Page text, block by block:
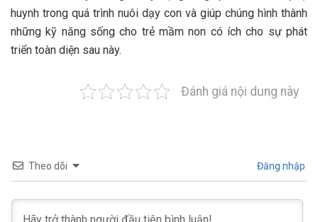
huynh trong quá trình nuôi dạy con và giúp chúng hình thành
những kỹ năng sống cho trẻ mầm non có ích cho sự phát
triển toàn diện sau này.
Đánh giá nội dung này
Theo dõi Đăng nhập